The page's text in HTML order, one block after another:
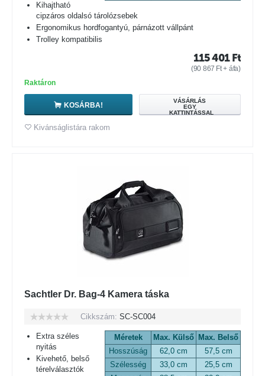
Kihajtható
cipzáros oldalsó tárolózsebek
Ergonomikus hordfogantyú, párnázott vállpánt
Trolley kompatibilis
115 401 Ft
(90 867 Ft+ áfa)
Raktáron
KOSÁRBA!
VÁSÁRLÁS
EGY
KATTINTÁSSAL
Kivánságlistára rakom
Sachtler Dr. Bag-4 Kamera táska
Cikkszám: SC-SC004
Méretek Max. Külső Max. Belső
Hosszúság
62,0 cm
57,5 cm
Szélesség
33,0 cm
25,5 cm
Extra széles
nyitás
Kivehető, belső
térelválasztók